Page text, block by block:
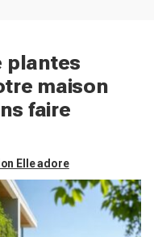
plantes
maison
faire
Elle adore